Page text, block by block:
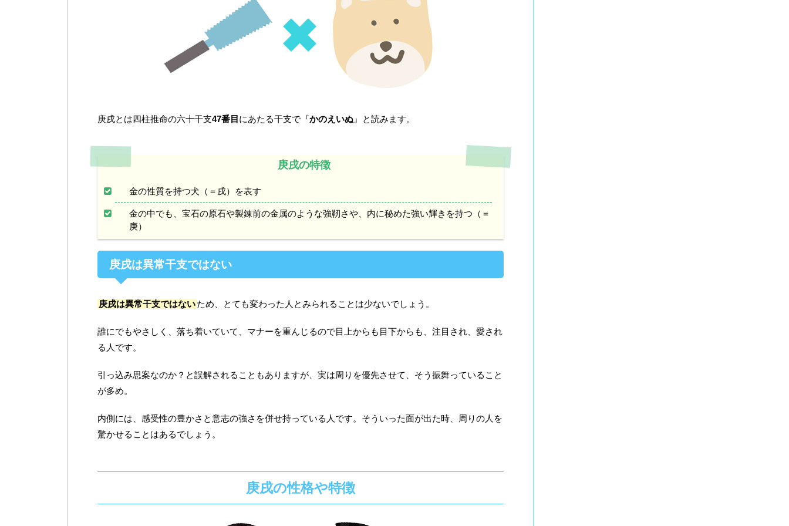
庚戌とは四柱推命の六十干支47番目 にあたる干支で『かのえいぬ 』と読みます。
庚戌の特徴
金の性質を持つ犬（＝戌）を表す
金の中でも、宝石の原石や製錬前の金属のような強靭さや、内に秘めた強い輝きを持つ（＝
庚）
庚戌は異常干支ではない
庚戌は異常干支ではないため、とても変わった人とみられることは少ないでしょう。
誰にでもやさしく、落ち着いていて、マナーを重んじるので目上からも目下からも、注目され、愛され
る人です。
引っ込み思案なのか？と誤解されることもありますが、実は周りを優先させて、そう振舞っていること
が多め。
内側には、感受性の豊かさと意志の強さを併せ持っている人です。そういった面が出た時、周りの人を
驚かせることはあるでしょう。
庚戌の性格や特徴